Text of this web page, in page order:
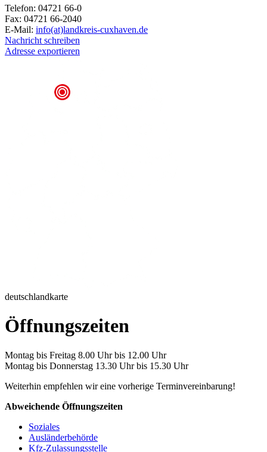
Telefon: 04721 66-0
Fax: 04721 66-2040
E-Mail: info(at)landkreis-cuxhaven.de
Nachricht schreiben
Adresse exportieren
deutschlandkarte
Öffnungszeiten
Montag bis Freitag 8.00 Uhr bis 12.00 Uhr
Montag bis Donnerstag 13.30 Uhr bis 15.30 Uhr
Weiterhin empfehlen wir eine vorherige Terminvereinbarung!
Abweichende Öffnungszeiten
Soziales
Ausländerbehörde
Kfz-Zulassungsstelle